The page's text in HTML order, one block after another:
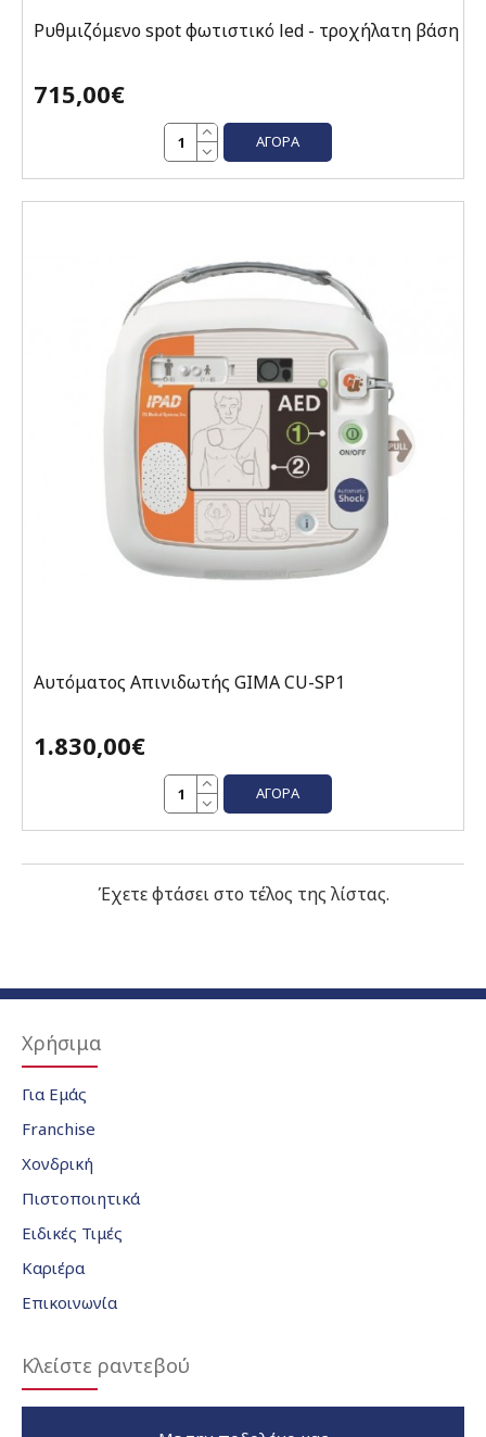
Ρυθμιζόμενο spot φωτιστικό led - τροχήλατη βάση
715,00€
ΑΓΟΡΆ
Αυτόματος Απινιδωτής GIMA CU-SP1
1.830,00€
ΑΓΟΡΆ
Έχετε φτάσει στο τέλος της λίστας.
Χρήσιμα
Για Εμάς
Franchise
Χονδρική
Πιστοποιητικά
Ειδικές Τιμές
Καριέρα
Επικοινωνία
Κλείστε ραντεβού